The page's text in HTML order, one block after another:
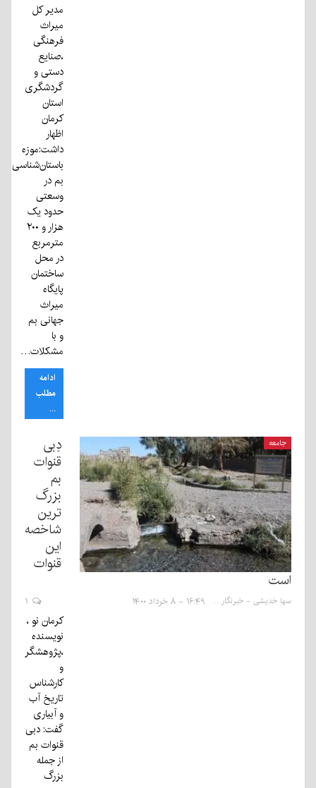
مدیر کل
میراث
فرهنگی
،صنایع
دستی و
گردشگری
استان
کرمان
اظهار
داشت:موزه
باستان‌شناسی
بم در
وسعتی
حدود یک
هزار و ۲۰۰
متر‌مربع
در محل
ساختمان
پایگاه
میراث
جهانی بم
و با
مشکلات…
ادامه
مطلب
...
جامعه
دِبی
قنوات
بم
بزرگ
ترین
شاخصه
این
قنوات
است
سها خدیشی - خبرنگار ۱۶:۴۹ - ۸ خرداد ۱۴۰۰
کرمان نو ،
نویسنده
،پژوهشگر
و
کارشناس
تاریخ آب
و آبیاری
گفت: دبی
قنوات بم
از جمله
بزرگ